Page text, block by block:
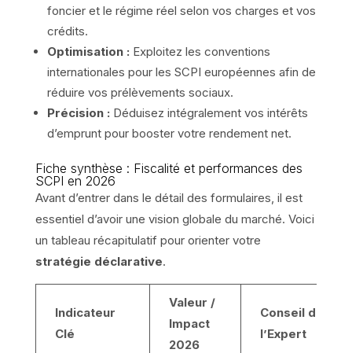
foncier et le régime réel selon vos charges et vos
crédits.
Optimisation : Exploitez les conventions
internationales pour les SCPI européennes afin de
réduire vos prélèvements sociaux.
Précision : Déduisez intégralement vos intérêts
d’emprunt pour booster votre rendement net.
Fiche synthèse : Fiscalité et performances des
SCPI en 2026
Avant d’entrer dans le détail des formulaires, il est
essentiel d’avoir une vision globale du marché. Voici
un tableau récapitulatif pour orienter votre
stratégie déclarative.
Indicateur
Clé
Valeur /
Impact
2026
Conseil de
l’Expert